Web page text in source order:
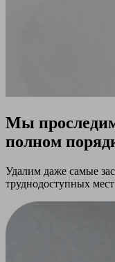
Мы
полном
Удалим даже самые
труднодоступных